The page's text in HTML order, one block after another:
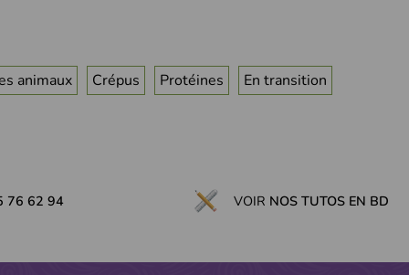
animaux Crépus Protéines En transition
76 62 94 VOIR NOS TUTOS EN BD